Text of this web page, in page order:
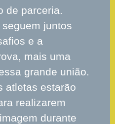
de parceria.
juntos
e a
mais uma
grande união.
atletas estarão
realizarem
durante